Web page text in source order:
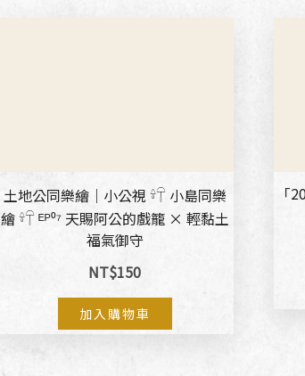
土地公同樂繪｜小公視 𓍊𓋼 小島同樂
繪 𓍊𓋼 ᴱᴾ⁰⁷ 天賜阿公的戲籠 × 輕黏土
福氣御守
NT$150
加入購物車
「